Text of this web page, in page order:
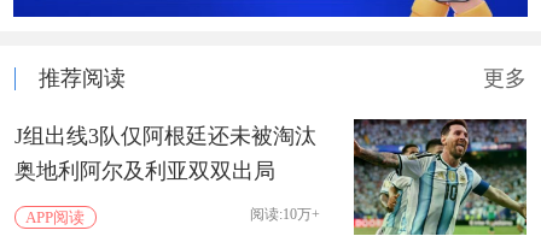
推荐阅读 更多
J组出线3队仅阿根廷还未被淘汰
奥地利阿尔及利亚双双出局
APP阅读 阅读:10万+